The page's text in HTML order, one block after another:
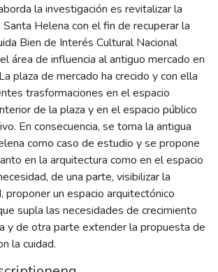
la investigación es revitalizar la
Helena con el fin de recuperar la
Bien de Interés Cultural Nacional
área de influencia al antiguo mercado en
plaza de mercado ha crecido y con ella
trasformaciones en el espacio
de la plaza y en el espacio público
En consecuencia, se toma la antigua
como caso de estudio y se propone
en la arquitectura como en el espacio
de una parte, visibilizar la
proponer un espacio arquitectónico
supla las necesidades de crecimiento
y de otra parte extender la propuesta de
la cuidad.